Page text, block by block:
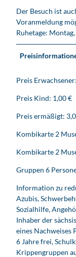
Der Besuch ist
Voranmeldung
Ruhetage:
Preis
Preis Kind: 1,00 €
Preis ermäßigt:
Kombikarte 2
Kombikarte 2
Gruppen 6
Information zu
Azubis,
Sozialhilfe,
Inhaber der
eines Nachweises
6 Jahre frei,
Krippengruppen